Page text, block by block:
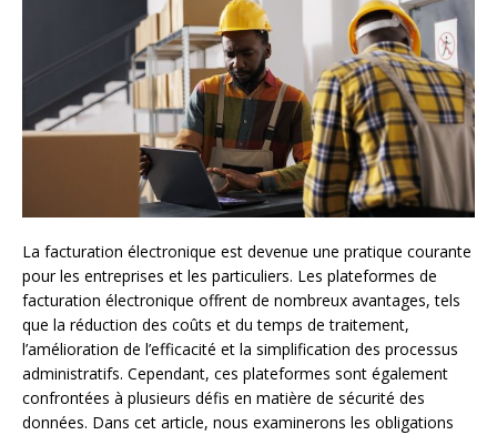
La facturation électronique est devenue une pratique courante
pour les entreprises et les particuliers. Les plateformes de
facturation électronique offrent de nombreux avantages, tels
que la réduction des coûts et du temps de traitement,
l’amélioration de l’efficacité et la simplification des processus
administratifs. Cependant, ces plateformes sont également
confrontées à plusieurs défis en matière de sécurité des
données. Dans cet article, nous examinerons les obligations